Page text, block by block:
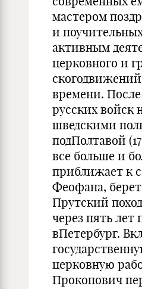
мастером
и
активным
церковного и
скогодвижений
времени.
русских войск
шведскими
подПолтавой
все больше и
приближает к
Феофана, берет
Прутский поход
через пять лет
вПетербург.
церковную
Прокопович